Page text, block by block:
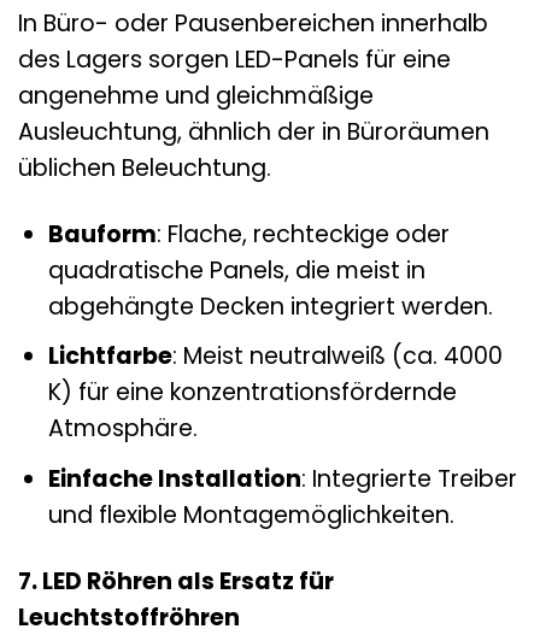
In Büro- oder Pausenbereichen innerhalb
des Lagers sorgen LED-Panels für eine
angenehme und gleichmäßige
Ausleuchtung, ähnlich der in Büroräumen
üblichen Beleuchtung.
Bauform: Flache, rechteckige oder
quadratische Panels, die meist in
abgehängte Decken integriert werden.
Lichtfarbe: Meist neutralweiß (ca. 4000
K) für eine konzentrationsfördernde
Atmosphäre.
Einfache Installation: Integrierte Treiber
und flexible Montagemöglichkeiten.
7. LED Röhren als Ersatz für
Leuchtstoffröhren